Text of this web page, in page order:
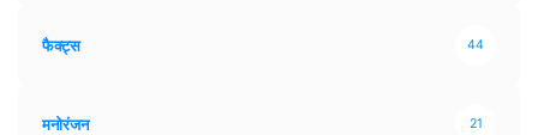
फैक्ट्स 44
मनोरंजन 21